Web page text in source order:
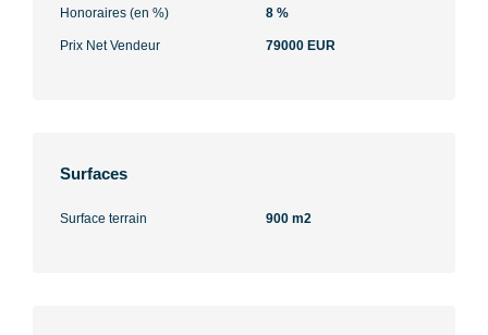
Honoraires (en %) 8 %
Prix Net Vendeur 79000 EUR
Surfaces
Surface terrain 900 m2